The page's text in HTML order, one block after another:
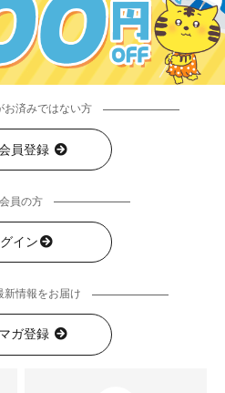
お済みではない方
員登録
会員の方
イン
新情報をお届け
ガ登録